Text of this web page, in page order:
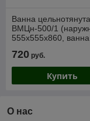
Ванна
ВМЦн-500/1
555х555х860, ванна
720 руб.
Купить
О нас